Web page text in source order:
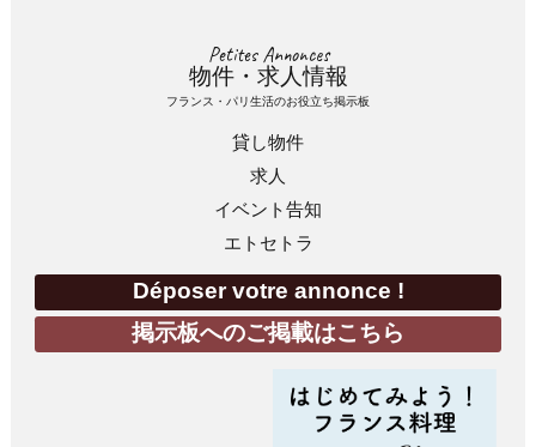
Petites Annonces
物件・求人情報
フランス・パリ生活のお役立ち掲示板
貸し物件
求人
イベント告知
エトセトラ
Déposer votre annonce !
掲示板へのご掲載はこちら